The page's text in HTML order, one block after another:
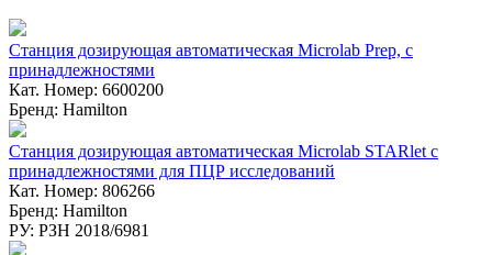
Станция дозирующая автоматическая Microlab Prep, с
принадлежностями
Кат. Номер: 6600200
Бренд: Hamilton
Станция дозирующая автоматическая Microlab STARlet с
принадлежностями для ПЦР исследований
Кат. Номер: 806266
Бренд: Hamilton
РУ: РЗН 2018/6981